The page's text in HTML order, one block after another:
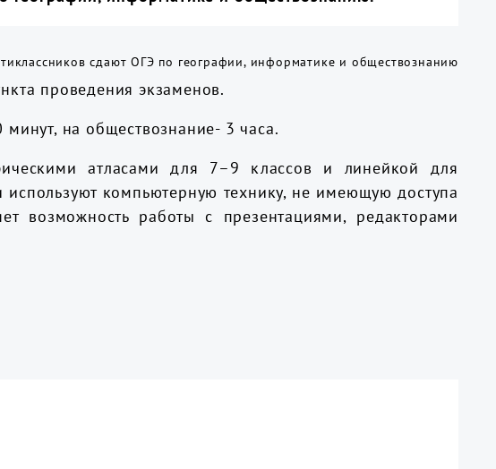
проведения экзаменов.
на обществознание- 3 часа.
атласами для 7–9 классов и линейкой для
компьютерную технику, не имеющую доступа
возможность работы с презентациями, редакторами